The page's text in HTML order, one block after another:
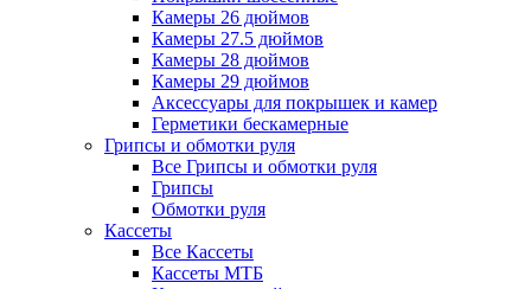
Камеры 26 дюймов
Камеры 27.5 дюймов
Камеры 28 дюймов
Камеры 29 дюймов
Аксессуары для покрышек и камер
Герметики бескамерные
Грипсы и обмотки руля
Все Грипсы и обмотки руля
Грипсы
Обмотки руля
Кассеты
Все Кассеты
Кассеты МТБ